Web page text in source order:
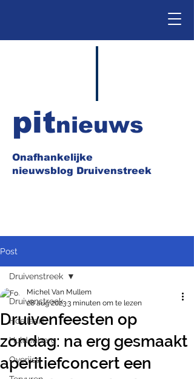
Onafhankelijke
nieuwsblog Druivenstreek
pitnieuws
Post
Druivenstreek
Hoeilaart
Huldenberg
Overijse
Druivenstreek
Druivenfeesten op
zondag: na erg gesmaakt
aperitiefconcert een
Michel Van Mullem
28 aug 20233 minuten om te lezen